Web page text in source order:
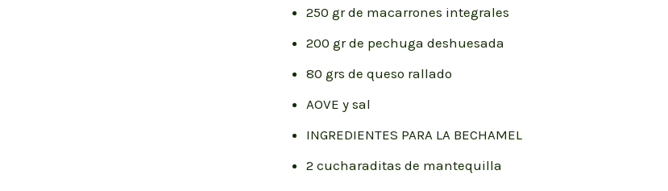
250 gr de macarrones integrales
200 gr de pechuga deshuesada
80 grs de queso rallado
AOVE y sal
INGREDIENTES PARA LA BECHAMEL
2 cucharaditas de mantequilla